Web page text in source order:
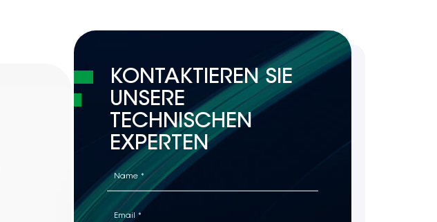
KONTAKTIEREN SIE
UNSERE
TECHNISCHEN
EXPERTEN